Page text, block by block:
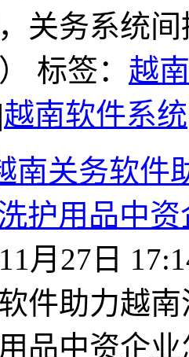
关务系统
标签： 越
|越南软件系统
南关务软件
护用品中
月27日
件助力越
品中资企